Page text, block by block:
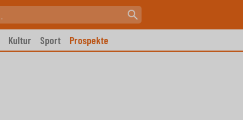
Kultur Sport Prospekte